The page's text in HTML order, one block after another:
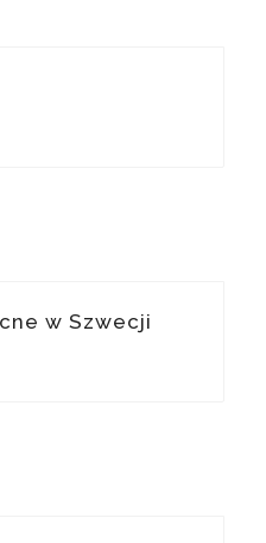
w Szwecji